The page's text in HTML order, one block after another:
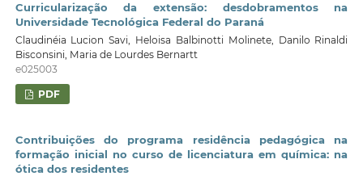
Curricularização da extensão: desdobramentos na
Universidade Tecnológica Federal do Paraná
Claudinéia Lucion Savi, Heloisa Balbinotti Molinete, Danilo Rinaldi
Bisconsini, Maria de Lourdes Bernartt
e025003
PDF
Contribuições do programa residência pedagógica na
formação inicial no curso de licenciatura em química: na
ótica dos residentes